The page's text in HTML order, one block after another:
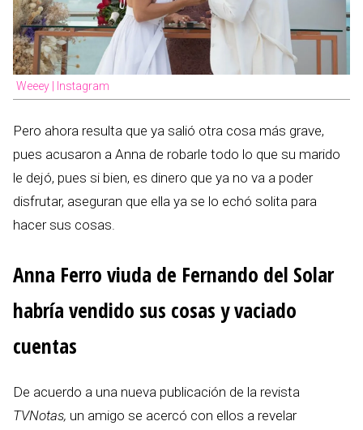
Weeey | Instagram
Pero ahora resulta que ya salió otra cosa más grave,
pues acusaron a Anna de robarle todo lo que su marido
le dejó, pues si bien, es dinero que ya no va a poder
disfrutar, aseguran que ella ya se lo echó solita para
hacer sus cosas.
Anna Ferro viuda de Fernando del Solar
habría vendido sus cosas y vaciado
cuentas
De acuerdo a una nueva publicación de la revista
TVNotas, un amigo se acercó con ellos a revelar